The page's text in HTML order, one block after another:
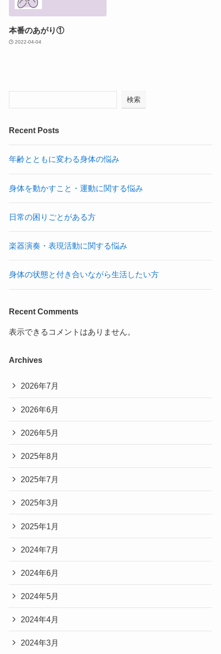
本番のあがり①
2022-04-04
検索
Recent Posts
年齢とともに変わる身体の悩み
身体を動かすこと・運動に関する悩み
日常の困りごとがある方
楽器演奏・表現活動に関する悩み
身体の状態と付き合いながら生活したい方
Recent Comments
表示できるコメントはありません。
Archives
2026年7月
2026年6月
2026年5月
2025年8月
2025年7月
2025年3月
2025年1月
2024年7月
2024年6月
2024年5月
2024年4月
2024年3月